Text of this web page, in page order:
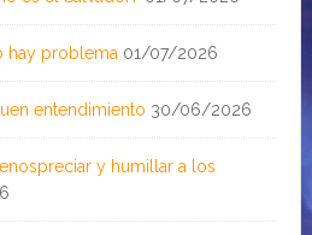
hay problema 01/07/2026
entendimiento 30/06/2026
y humillar a los